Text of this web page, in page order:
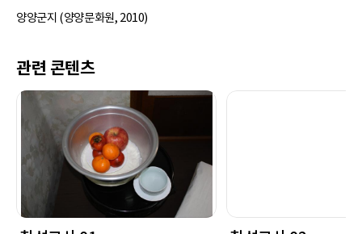
양양군지 (양양문화원, 2010)
관련 콘텐츠